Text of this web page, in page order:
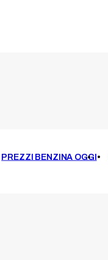
PREZZI BENZINA OGGI